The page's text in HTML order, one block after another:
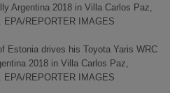
Argentina 2018 in Villa Carlos Paz,
EPA/REPORTER IMAGES
Estonia drives his Toyota Yaris WRC
2018 in Villa Carlos Paz,
EPA/REPORTER IMAGES